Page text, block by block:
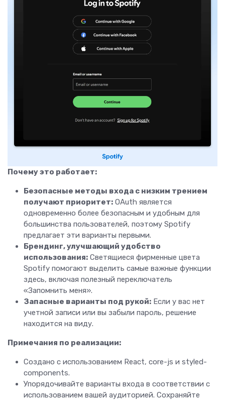
Почему это работает:
Безопасные методы входа с низким трением
получают приоритет: OAuth является
одновременно более безопасным и удобным для
большинства пользователей, поэтому Spotify
предлагает эти варианты первыми.
Брендинг, улучшающий удобство
использования: Светящиеся фирменные цвета
Spotify помогают выделить самые важные функции
здесь, включая полезный переключатель
«Запомнить меня».
Запасные варианты под рукой: Если у вас нет
учетной записи или вы забыли пароль, решение
находится на виду.
Примечания по реализации:
Создано с использованием React, core-js и styled-
components.
Упорядочивайте варианты входа в соответствии с
использованием вашей аудиторией. Сохраняйте